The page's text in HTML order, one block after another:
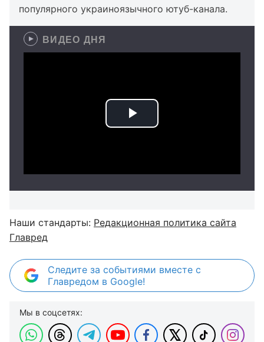
популярного украиноязычного ютуб-канала.
ВИДЕО ДНЯ
Наши стандарты: Редакционная политика сайта
Главред
Следите за событиями вместе с
Главредом в Google!
Мы в соцсетях: